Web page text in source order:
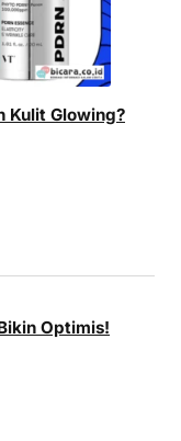
Kulit Glowing?
Optimis!